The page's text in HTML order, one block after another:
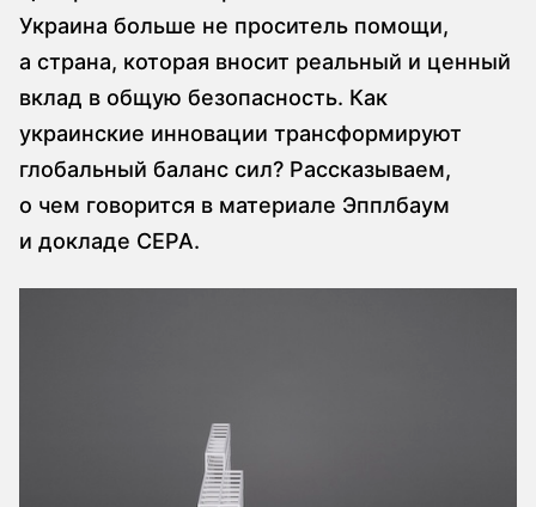
Украина больше не проситель помощи,
а страна, которая вносит реальный и ценный
вклад в общую безопасность. Как
украинские инновации трансформируют
глобальный баланс сил? Рассказываем,
о чем говорится в материале Эпплбаум
и докладе CEPA.